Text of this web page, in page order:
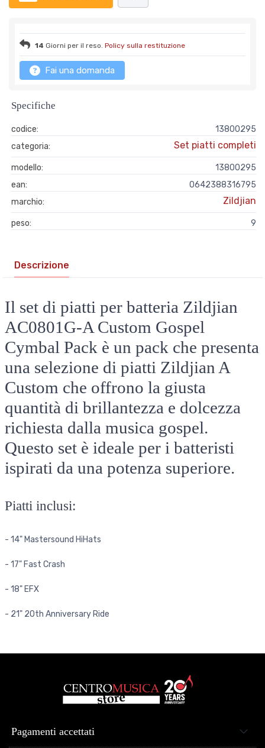
14 Giorni per il reso. Policy sulla restituzione
Fai una domanda
Specifiche
codice:
13800295
categoria:
Set piatti completi
modello:
13800295
ean:
0642388316795
marchio:
Zildjian
peso: 9
Descrizione
Il set di piatti per batteria Zildjian
AC0801G-A Custom Gospel
Cymbal Pack è un pack che presenta
una selezione di piatti Zildjian A
Custom che offrono la giusta
quantità di brillantezza e dolcezza
richiesta dalla musica gospel.
Questo set è ideale per i batteristi
ispirati da una potenza superiore.
Piatti inclusi:
- 14" Mastersound HiHats
- 17" Fast Crash
- 18" EFX
- 21" 20th Anniversary Ride
Pagamenti accettati